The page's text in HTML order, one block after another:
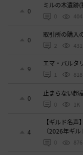
0
ミルの木遺跡
0 404
0
取引所の購入
2 431
9
エマ・バルタ
1 818
0
止まらない超
0 1K
4
【ギルド名
（2026年ギ
0 876